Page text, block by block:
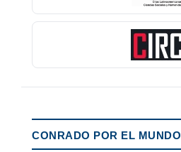
CONRADO POR EL MUNDO